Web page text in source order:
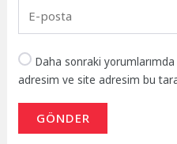
Daha sonraki yorumlarımda
adresim ve site adresim bu
GÖNDER